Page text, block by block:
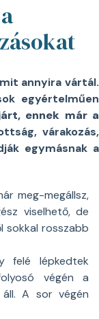
annyira vártál.
egyértelműen
ennek már a
várakozás,
egymásnak a
meg-megállsz,
viselhető, de
sokkal rosszabb
felé lépkedtek
végén a
A sor végén